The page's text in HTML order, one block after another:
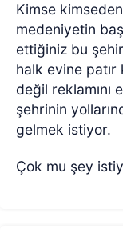
Kimse
medeniyetin
ettiğiniz bu
halk evine patır
değil
şehrinin
gelmek istiyor.
Çok mu şey